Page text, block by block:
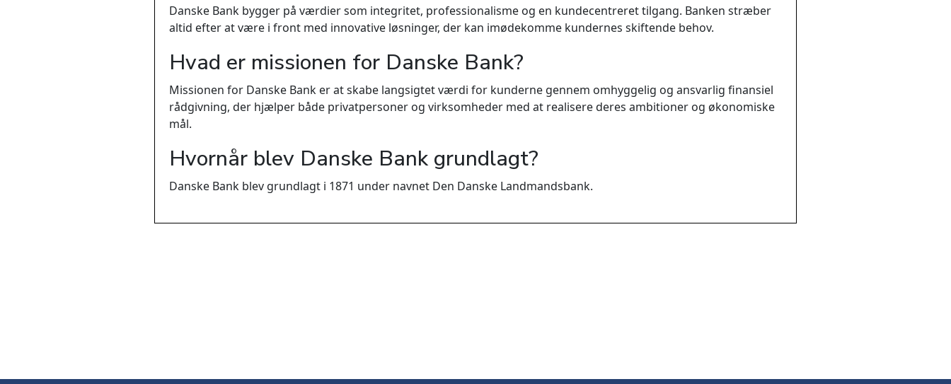
Danske Bank bygger på værdier som integritet, professionalisme og en kundecentreret tilgang. Banken stræber
altid efter at være i front med innovative løsninger, der kan imødekomme kundernes skiftende behov.
Hvad er missionen for Danske Bank?
Missionen for Danske Bank er at skabe langsigtet værdi for kunderne gennem omhyggelig og ansvarlig finansiel
rådgivning, der hjælper både privatpersoner og virksomheder med at realisere deres ambitioner og økonomiske
mål.
Hvornår blev Danske Bank grundlagt?
Danske Bank blev grundlagt i 1871 under navnet Den Danske Landmandsbank.